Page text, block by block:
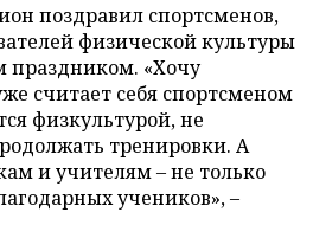
поздравил спортсменов,
физической культуры
праздником. «Хочу
считает себя спортсменом
физкультурой, не
тренировки. А
и учителям – не только
учеников», –